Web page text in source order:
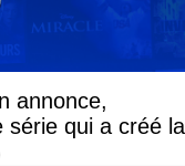
annonce,
série qui a créé la